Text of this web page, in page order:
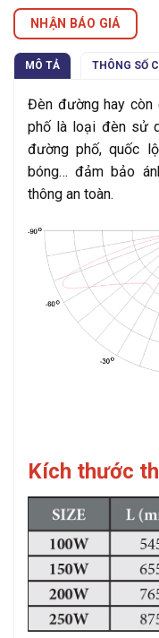
NHẬN BÁO GIÁ
MÔ TẢ THÔNG SỐ
Đèn đường hay còn
phố là loại đèn sử
đường phố, quốc
bóng… đảm bảo
thông an toàn.
Kích thước